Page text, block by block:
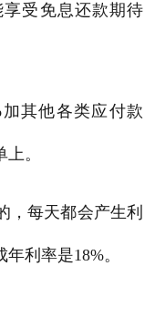
受免息还款期待
其他各类应付款
。
，每天都会产生利
利率是18%。